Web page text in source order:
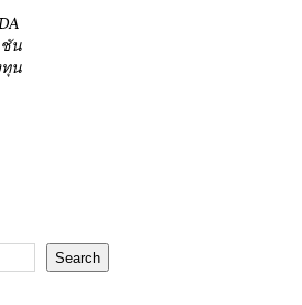
น
ทุน
Search